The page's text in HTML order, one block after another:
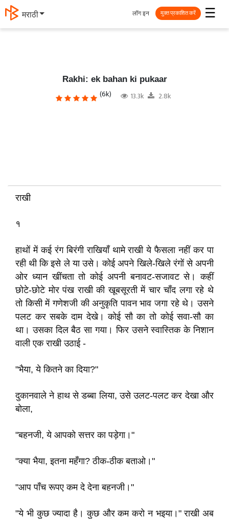
मराठी ☰
लॉग इन मुक्त प्रकाशित करें
Rakhi: ek bahan ki pukaar
(6k) 13.3k 2.8k
राखी
१
हाथों में कई रंग बिरंगी राखियाँ थामे राखी ये फैसला नहीं कर पा
रही थी कि इसे ले या उसे। कोई अपने खिले-खिले रंगों से अपनी
ओर ध्यान खींचता तो कोई अपनी बनावट-सजावट से। कहीं
छोटे-छोटे मोर पंख राखी की खूबसूरती में चार चाँद लगा रहे थे
तो किसी में गणेशजी की अनुकृति पावन भाव जगा रहे थे। उसने
पलट कर सबके दाम देखे। कोई सौ का तो कोई सवा-सौ का
था। उसका दिल बैठ सा गया। फिर उसने स्वास्तिक के निशान
वाली एक राखी उठाई -
"भैया, ये कितने का दिया?"
दुकानवाले ने हाथ से डब्बा लिया, उसे उलट-पलट कर देखा और
बोला,
"बहनजी, ये आपको सत्तर का पड़ेगा।"
"क्या भैया, इतना महँगा? ठीक-ठीक बताओ।"
"आप पाँच रूपए कम दे देना बहनजी।"
"ये भी कुछ ज्यादा है। कुछ और कम करो न भइया।" राखी अब